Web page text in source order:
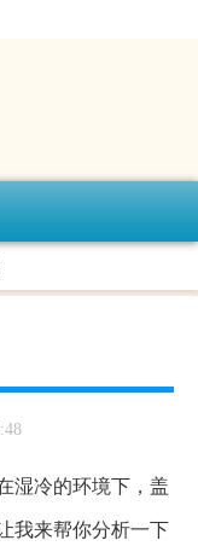
湿冷的环境下，盖
我来帮你分析一下